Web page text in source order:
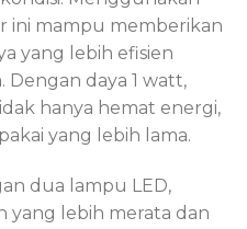
ini mampu memberikan
yang lebih efisien
Dengan daya 1 watt,
hanya hemat energi,
yang lebih lama.
dua lampu LED,
yang lebih merata dan